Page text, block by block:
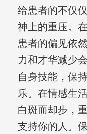
给患者的不仅
神上的重压。
患者的偏见依
力和才华减少
自身技能，保
乐。在情感生
白斑而却步，
支持你的人。